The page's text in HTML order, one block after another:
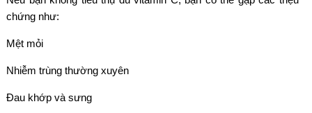
chứng như:
Mệt mỏi
Nhiễm trùng thường xuyên
Đau khớp và sưng